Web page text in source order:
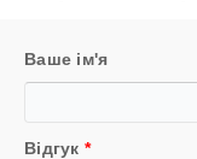
Ваше ім'я
Відгук *